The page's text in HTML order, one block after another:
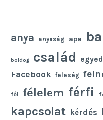
anya anyaság apa
boldog család
Facebook feleség
fél félelem férfi
kapcsolat kérdés